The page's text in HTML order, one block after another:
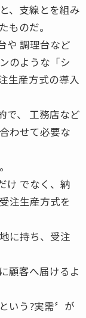
、支線とを組み
ものだ。
や 調理台など
のような「シ
生産方式の導入
で、 工務店など
わせて必要な
け でなく、納
注生産方式を
に持ち、受注
顧客へ届けるよ
いう?実需〞が